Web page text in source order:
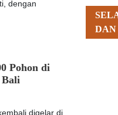
dengan
Pohon di
Bali
digelar di